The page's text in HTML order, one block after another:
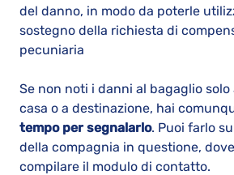
del danno, in modo da poterle
sostegno della richiesta di
pecuniaria
Se non noti i danni al bagaglio solo
casa o a destinazione, hai
tempo per segnalarlo. Puoi farlo
della compagnia in questione,
compilare il modulo di contatto.